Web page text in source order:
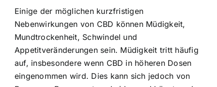
Einige der möglichen kurzfristigen
Nebenwirkungen von CBD können Müdigkeit,
Mundtrockenheit, Schwindel und
Appetitveränderungen sein. Müdigkeit tritt häufig
auf, insbesondere wenn CBD in höheren Dosen
eingenommen wird. Dies kann sich jedoch von